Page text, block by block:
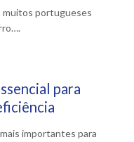
muitos portugueses
para
importantes para